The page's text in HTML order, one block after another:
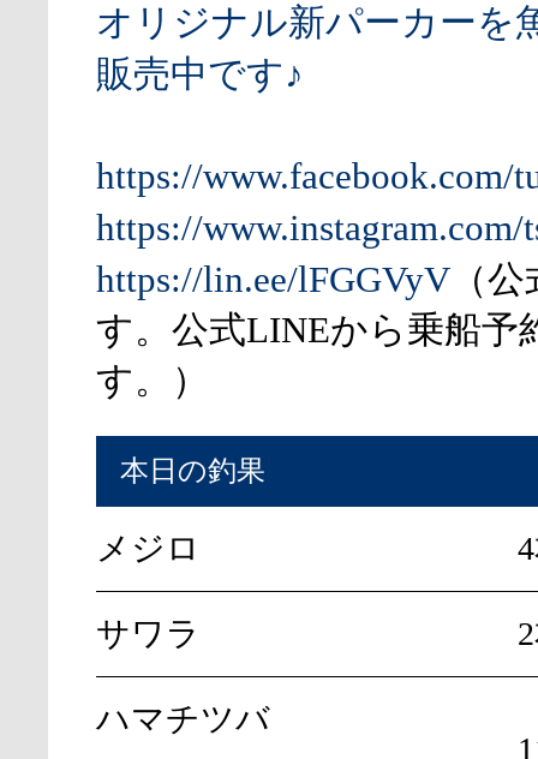
オリジナル新パーカーを
販売中です♪
https://www.facebook.com/
https://www.instagram.com/
https://lin.ee/lFGGVyV （
す。公式LINEから乗船予
す。）
本日の釣果
メジロ
サワラ
ハマチツバ